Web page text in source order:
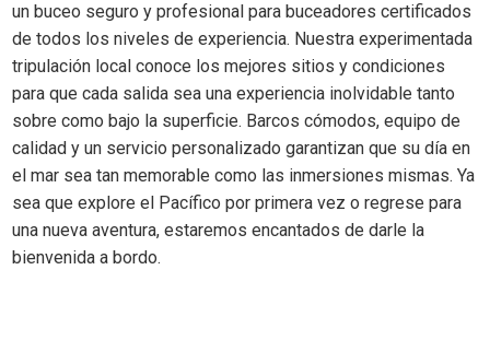
un buceo seguro y profesional para buceadores certificados
de todos los niveles de experiencia. Nuestra experimentada
tripulación local conoce los mejores sitios y condiciones
para que cada salida sea una experiencia inolvidable tanto
sobre como bajo la superficie. Barcos cómodos, equipo de
calidad y un servicio personalizado garantizan que su día en
el mar sea tan memorable como las inmersiones mismas. Ya
sea que explore el Pacífico por primera vez o regrese para
una nueva aventura, estaremos encantados de darle la
bienvenida a bordo.